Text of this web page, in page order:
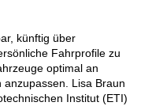
künftig über
Fahrprofile zu
optimal an
Lisa Braun
Institut (ETI)